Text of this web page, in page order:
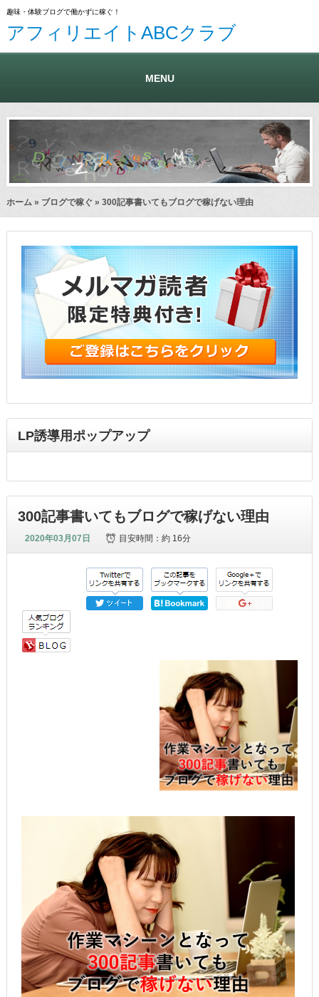
趣味・体験ブログで働かずに稼ぐ！
アフィリエイトABCクラブ
MENU
ホーム » ブログで稼ぐ» 300記事書いてもブログで稼げない理由
LP誘導用ポップアップ
300記事書いてもブログで稼げない理由
2020年03月07日 目安時間：約 16分